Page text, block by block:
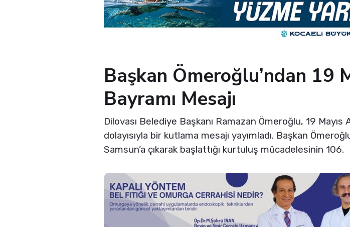
Başkan Ömeroğlu’ndan 19
Bayramı Mesajı
Dilovası Belediye Başkanı Ramazan Ömeroğlu, 19
dolayısıyla bir kutlama mesajı yayımladı. Başkan
Samsun’a çıkarak başlattığı kurtuluş mücadelesinin 106.